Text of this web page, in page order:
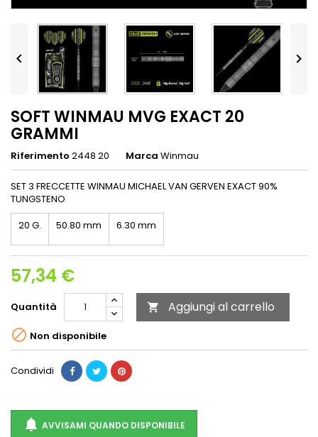
 
SOFT WINMAU MVG EXACT 20
GRAMMI
Riferimento 2448 20 Marca Winmau
SET 3 FRECCETTE WINMAU MICHAEL VAN GERVEN EXACT 90%
TUNGSTENO
20 G.
50.80 mm 6.30 mm
57,34 €
Quantità  Aggiungi al carrello
 Non disponibile
Condividi
 AVVISAMI QUANDO DISPONIBILE